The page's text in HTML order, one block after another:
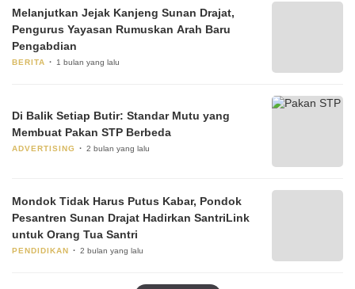
Melanjutkan Jejak Kanjeng Sunan Drajat,
Pengurus Yayasan Rumuskan Arah Baru
Pengabdian
BERITA 1 bulan yang lalu
Di Balik Setiap Butir: Standar Mutu yang
Membuat Pakan STP Berbeda
ADVERTISING 2 bulan yang lalu
Mondok Tidak Harus Putus Kabar, Pondok
Pesantren Sunan Drajat Hadirkan SantriLink
untuk Orang Tua Santri
PENDIDIKAN 2 bulan yang lalu